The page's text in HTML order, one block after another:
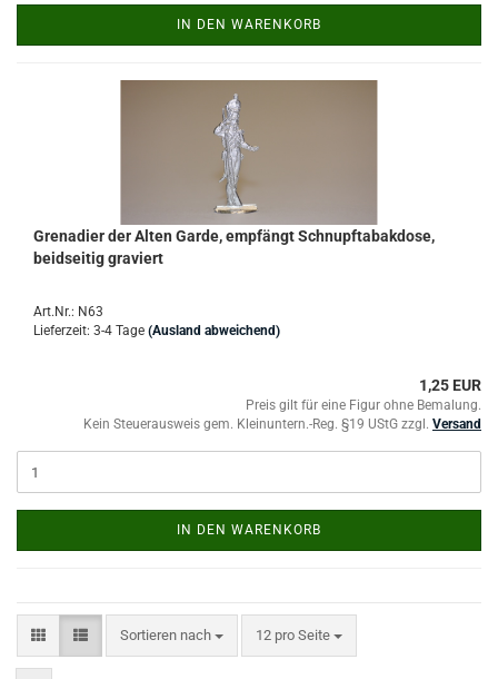
IN DEN WARENKORB
Grenadier der Alten Garde, empfängt Schnupftabakdose,
beidseitig graviert
Art.Nr.: N63
Lieferzeit: 3-4 Tage (Ausland abweichend)
1,25 EUR
Preis gilt für eine Figur ohne Bemalung.
Kein Steuerausweis gem. Kleinuntern.-Reg. §19 UStG zzgl. Versand
IN DEN WARENKORB
Sortieren nach
Sortieren nach 12 pro Seite
pro Seite